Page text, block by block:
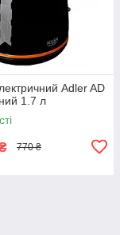
Adler AD
1.7 л
770 ₴